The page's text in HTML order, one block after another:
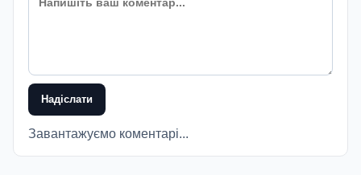
Надіслати
Завантажуємо коментарі...